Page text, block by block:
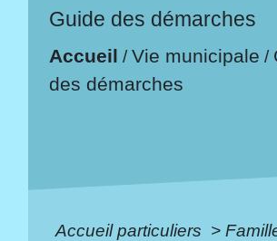
Guide des démarches
Accueil /Vie municipale /
des démarches
Accueil particuliers >